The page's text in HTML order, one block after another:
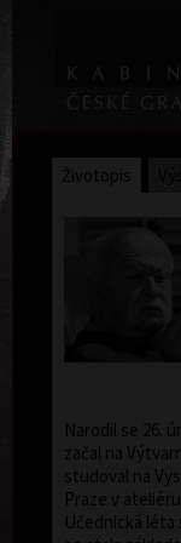
Životopis
Narodil se 26.
začal na
studoval na
Praze v
Učednická